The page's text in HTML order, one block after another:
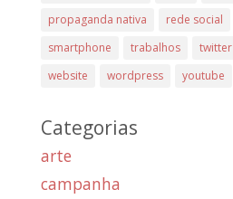
propaganda nativa
rede social
smartphone
trabalhos twitter
website
wordpress youtube
Categorias
arte
campanha